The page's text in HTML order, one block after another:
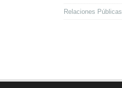
Relaciones Públicas